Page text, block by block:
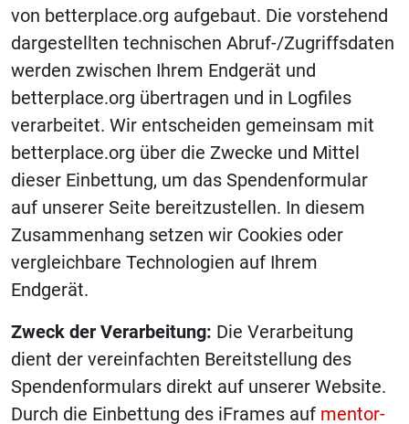
von betterplace.org aufgebaut. Die vorstehend
dargestellten technischen Abruf-/Zugriffsdaten
werden zwischen Ihrem Endgerät und
betterplace.org übertragen und in Logfiles
verarbeitet. Wir entscheiden gemeinsam mit
betterplace.org über die Zwecke und Mittel
dieser Einbettung, um das Spendenformular
auf unserer Seite bereitzustellen. In diesem
Zusammenhang setzen wir Cookies oder
vergleichbare Technologien auf Ihrem
Endgerät.
Zweck der Verarbeitung: Die Verarbeitung
dient der vereinfachten Bereitstellung des
Spendenformulars direkt auf unserer Website.
Durch die Einbettung des iFrames auf mentor-